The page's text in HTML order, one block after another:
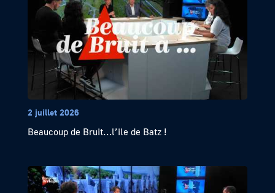
2 juillet 2026
Beaucoup de Bruit…l’ile de Batz !